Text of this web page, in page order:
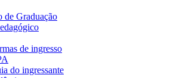
de Graduação
de ingresso
do ingressante